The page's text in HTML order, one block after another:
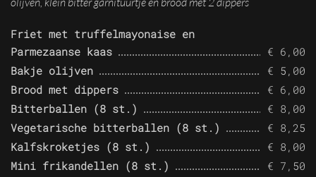
Friet met truffelmayonaise en
Parmezaanse kaas
€ 6,00
Bakje olijven
€ 5,00
Brood met dippers
€ 6,00
Bitterballen (8 st.)
€ 8,00
Vegetarische bitterballen (8 st.)
€ 8,25
Kalfskroketjes (8 st.)
€ 8,00
Mini frikandellen (8 st.)
€ 7,50